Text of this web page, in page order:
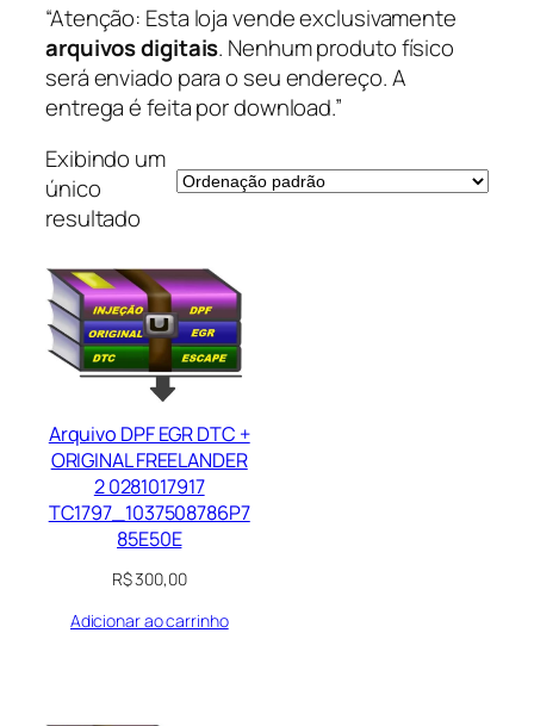
“Atenção: Esta loja vende exclusivamente
arquivos digitais. Nenhum produto físico
será enviado para o seu endereço. A
entrega é feita por download.”
Exibindo um
único
resultado
Arquivo DPF EGR DTC +
ORIGINAL FREELANDER
2 0281017917
TC1797_1037508786P7
85E50E
R$300,00
Adicionar ao carrinho